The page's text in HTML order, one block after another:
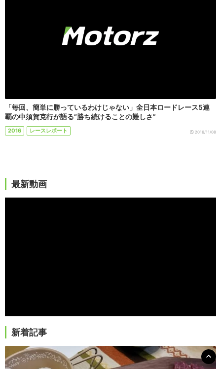
「毎回、簡単に勝っているわけじゃない」全日本ロードレース5連
覇の中須賀克行が語る“勝ち続けることの難しさ”
2016 レースレポート 2016/11/08
最新動画
新着記事